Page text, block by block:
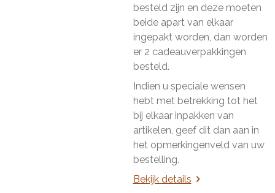
besteld zijn en deze moeten
beide apart van elkaar
ingepakt worden, dan worden
er 2 cadeauverpakkingen
besteld.
Indien u speciale wensen
hebt met betrekking tot het
bij elkaar inpakken van
artikelen, geef dit dan aan in
het opmerkingenveld van uw
bestelling.
Bekijk details